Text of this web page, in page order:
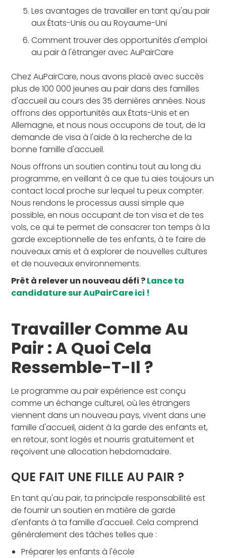
Les avantages de travailler en tant qu'au pair
aux États-Unis ou au Royaume-Uni
Comment trouver des opportunités d'emploi
au pair à l'étranger avec AuPairCare
Chez AuPairCare, nous avons placé avec succès
plus de 100 000 jeunes au pair dans des familles
d'accueil au cours des 35 dernières années. Nous
offrons des opportunités aux États-Unis et en
Allemagne, et nous nous occupons de tout, de la
demande de visa à l'aide à la recherche de la
bonne famille d'accueil.
Nous offrons un soutien continu tout au long du
programme, en veillant à ce que tu aies toujours un
contact local proche sur lequel tu peux compter.
Nous rendons le processus aussi simple que
possible, en nous occupant de ton visa et de tes
vols, ce qui te permet de consacrer ton temps à la
garde exceptionnelle de tes enfants, à te faire de
nouveaux amis et à explorer de nouvelles cultures
et de nouveaux environnements.
Prêt à relever un nouveau défi ?Lance ta
candidature sur AuPairCare ici !
Travailler Comme Au
Pair : A Quoi Cela
Ressemble-T-Il ?
Le programme au pair expérience est conçu
comme un échange culturel, où les étrangers
viennent dans un nouveau pays, vivent dans une
famille d'accueil, aident à la garde des enfants et,
en retour, sont logés et nourris gratuitement et
reçoivent une allocation hebdomadaire.
QUE FAIT UNE FILLE AU PAIR ?
En tant qu'au pair, ta principale responsabilité est
de fournir un soutien en matière de garde
d'enfants à ta famille d'accueil. Cela comprend
généralement des tâches telles que :
Préparer les enfants à l'école